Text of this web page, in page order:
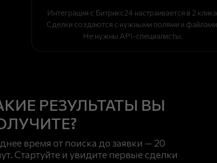
Интеграция с Битрикс24 настраивается в 2
Сделки создаются с нужными полями и
Не нужны API-специалисты.
РЕЗУЛЬТАТЫ ВЫ
время от поиска до заявки — 20
Стартуйте и увидите первые сделки